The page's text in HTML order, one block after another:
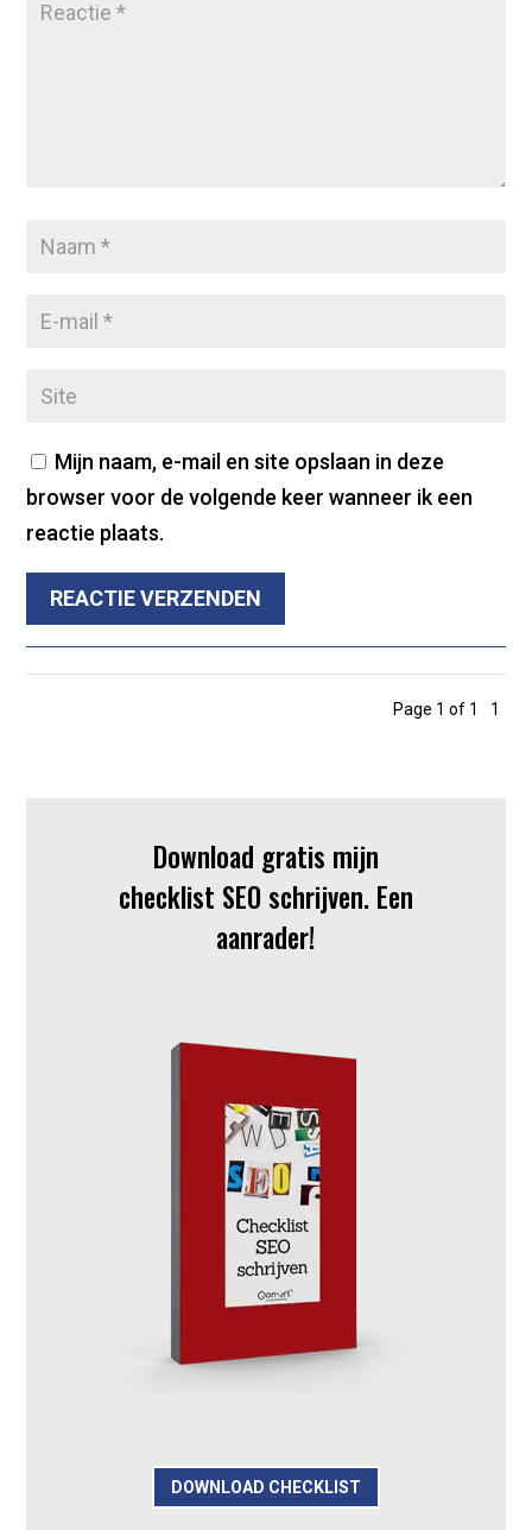
Mijn naam, e-mail en site opslaan in deze
browser voor de volgende keer wanneer ik een
reactie plaats.
REACTIE VERZENDEN
Page 1 of 1 1
Download gratis mijn
checklist SEO schrijven. Een
aanrader!
DOWNLOAD CHECKLIST